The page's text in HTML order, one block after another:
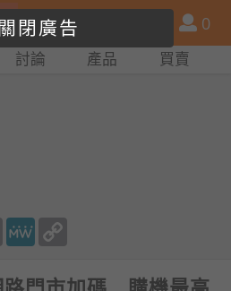
尋
產
品
比
會
員
0
討論 產品 買賣
Email MeWe
閉廣告